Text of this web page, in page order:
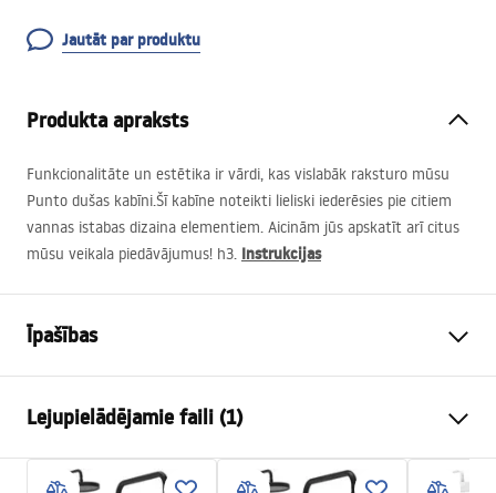
Jautāt par produktu
Produkta apraksts
Funkcionalitāte un estētika ir vārdi, kas vislabāk raksturo mūsu
Punto dušas kabīni.Šī kabīne noteikti lieliski iederēsies pie citiem
vannas istabas dizaina elementiem. Aicinām jūs apskatīt arī citus
mūsu veikala piedāvājumus! h3. Instrukcijas
Īpašības
Krāsa
Kabīnes tips
Stūris
Lejupielādējamie faili (1)